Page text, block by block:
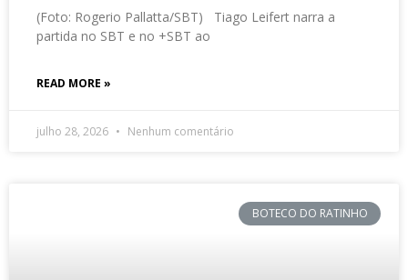
(Foto: Rogerio Pallatta/SBT) Tiago Leifert narra a
partida no SBT e no +SBT ao
READ MORE »
julho 28, 2026 Nenhum comentário
BOTECO DO RATINHO